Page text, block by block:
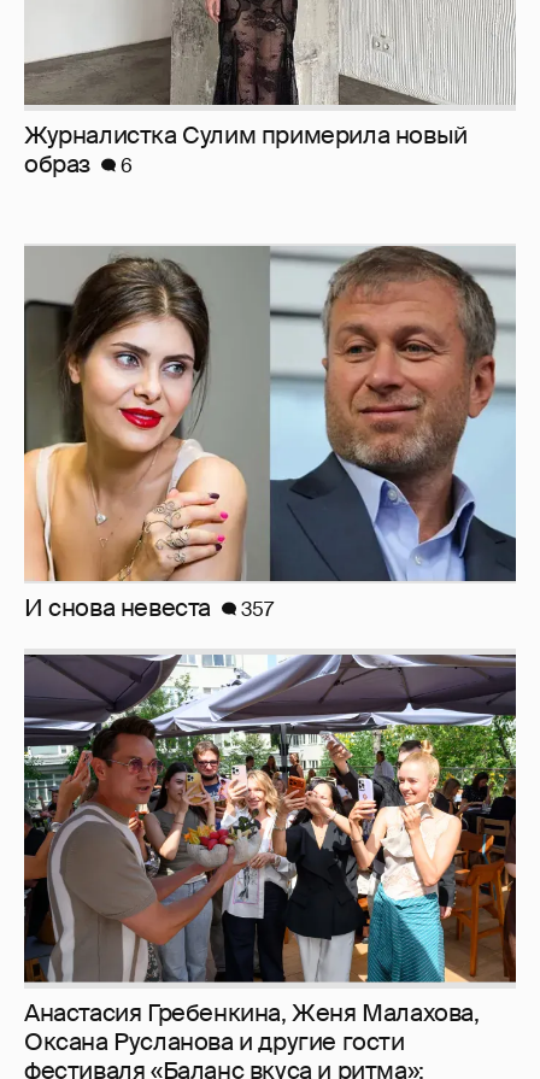
И снова невеста 357
Анастасия Гребенкина, Женя Малахова,
Оксана Русланова и другие гости
фестиваля «Баланс вкуса и ритма»:
рассматриваем летние образы